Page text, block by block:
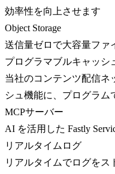
効率性を向上させます
Object Storage
送信量ゼロで大容量ファ
プログラマブルキャッシ
当社のコンテンツ配信ネ
シュ機能に、プログラム
MCPサーバー
AI を活用した Fastly
リアルタイムログ
リアルタイムでログをス